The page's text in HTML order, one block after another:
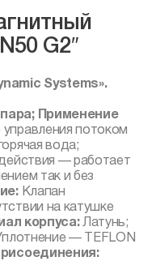
G2″
Systems».
Применение
потоком
вода;
— работает
так и без
Клапан
на катушке
корпуса:Латунь;
— TEFLON